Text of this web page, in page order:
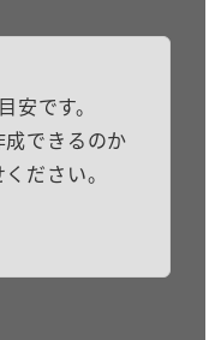
安です。
できるのか
ださい。